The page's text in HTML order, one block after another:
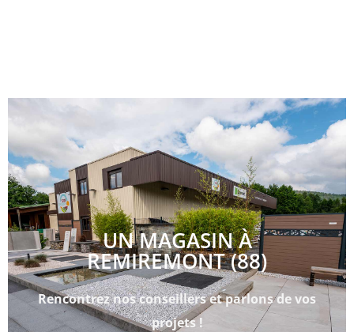
UN MAGASIN À
REMIREMONT (88)
Rencontrez nos conseillers et parlons de vos
projets !